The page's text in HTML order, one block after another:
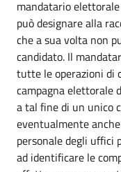
mandatario
può designare alla
che a sua volta non
candidato. Il
tutte le operazioni di
campagna elettorale
a tal fine di un unico
eventualmente
personale degli uffici
ad identificare le